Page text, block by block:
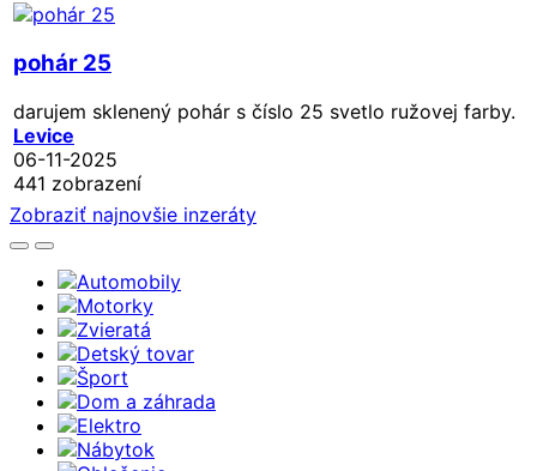
pohár 25
darujem sklenený pohár s číslo 25 svetlo ružovej farby.
Levice
06-11-2025
441 zobrazení
Zobraziť najnovšie inzeráty
Automobily
Motorky
Zvieratá
Detský tovar
Šport
Dom a záhrada
Elektro
Nábytok